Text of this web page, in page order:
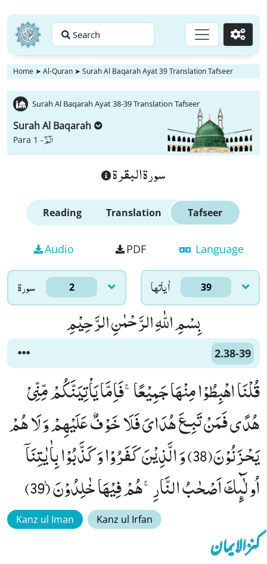
Search Go
Home ➤ Al-Quran ➤ Surah Al Baqarah Ayat 39 Translation Tafseer
Surah Al Baqarah Ayat 38-39 Translation Tafseer
Surah Al Baqarah
Para 1 -الٓمّٓ
سورة البقرة
Reading Translation Tafseer
Audio PDF Language
سورۃ 2 اٰياتها 39
بِسْمِ اللّٰهِ الرَّحْمٰنِ الرَّحِیْمِ
2.38-39
قُلْنَا اهْبِطُوْا مِنْهَا جَمِیْعًاۚ-فَاِمَّا یَاْتِیَنَّكُمْ مِّنِّیْ
هُدًى فَمَنْ تَبِـعَ هُدَایَ فَلَا خَوْفٌ عَلَیْهِمْ وَ لَا هُمْ
یَحْزَنُوْنَ(38) وَ الَّذِیْنَ كَفَرُوْا وَ كَذَّبُوْا بِاٰیٰتِنَاۤ
اُولٰٓىٕكَ اَصْحٰبُ النَّارِۚ-هُمْ فِیْهَا خٰلِدُوْنَ۠ (39)
Kanz ul Iman Kanz ul Irfan
کنزالایمان